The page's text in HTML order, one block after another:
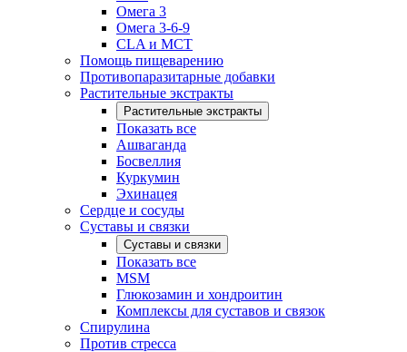
Омега 3
Омега 3-6-9
CLA и MCT
Помощь пищеварению
Противопаразитарные добавки
Растительные экстракты
Растительные экстракты
Показать все
Ашваганда
Босвеллия
Куркумин
Эхинацея
Сердце и сосуды
Суставы и связки
Суставы и связки
Показать все
MSM
Глюкозамин и хондроитин
Комплексы для суставов и связок
Спирулина
Против стресса